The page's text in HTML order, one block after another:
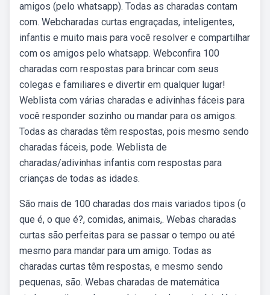
amigos (pelo whatsapp). Todas as charadas contam
com. Webcharadas curtas engraçadas, inteligentes,
infantis e muito mais para você resolver e compartilhar
com os amigos pelo whatsapp. Webconfira 100
charadas com respostas para brincar com seus
colegas e familiares e divertir em qualquer lugar!
Weblista com várias charadas e adivinhas fáceis para
você responder sozinho ou mandar para os amigos.
Todas as charadas têm respostas, pois mesmo sendo
charadas fáceis, pode. Weblista de
charadas/adivinhas infantis com respostas para
crianças de todas as idades.
São mais de 100 charadas dos mais variados tipos (o
que é, o que é?, comidas, animais,. Webas charadas
curtas são perfeitas para se passar o tempo ou até
mesmo para mandar para um amigo. Todas as
charadas curtas têm respostas, e mesmo sendo
pequenas, são. Webas charadas de matemática